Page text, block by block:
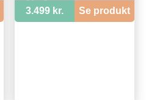
3.499 kr.
Se produkt